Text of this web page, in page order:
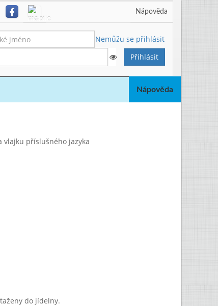
Nápověda
Nemůžu se přihlásit
Nápověda
vlajku příslušného jazyka
do jídelny.